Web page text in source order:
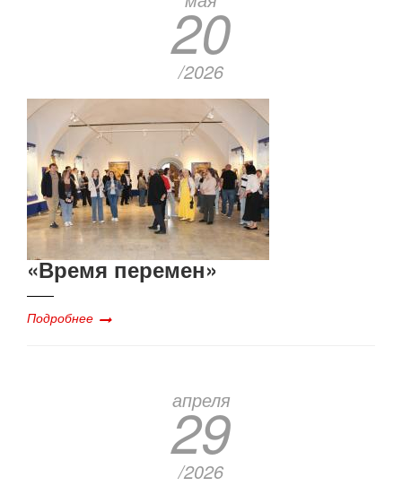
20
/2026
«Время перемен»
Подробнее
апреля
29
/2026